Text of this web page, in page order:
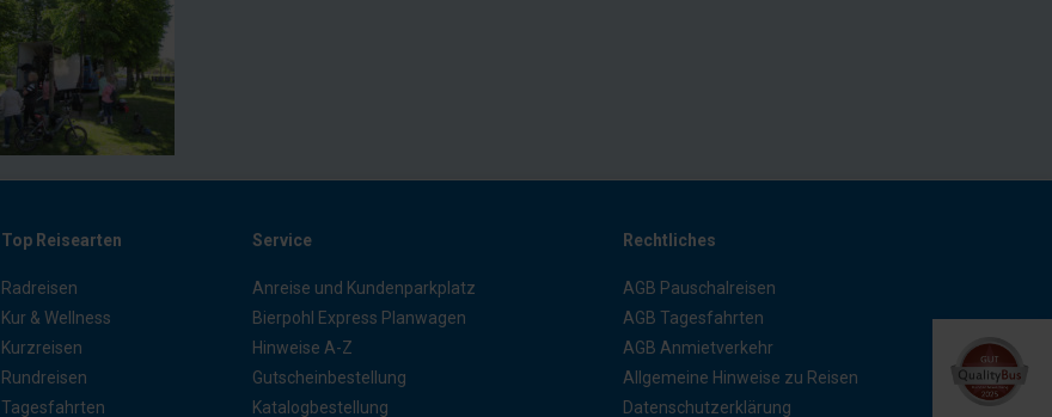
Top Reisearten
Radreisen
Kur & Wellness
Kurzreisen
Rundreisen
Tagesfahrten
Service
Anreise und Kundenparkplatz
Bierpohl Express Planwagen
Hinweise A-Z
Gutscheinbestellung
Katalogbestellung
Rechtliches
AGB Pauschalreisen
AGB Tagesfahrten
AGB Anmietverkehr
Allgemeine Hinweise zu Reisen
Datenschutzerklärung